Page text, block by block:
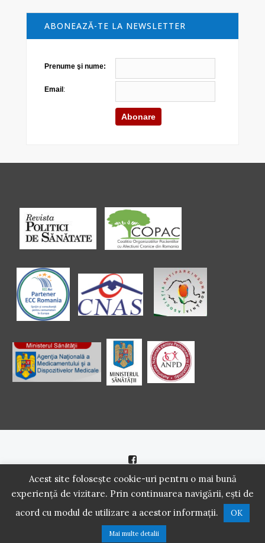
ABONEAZĂ-TE LA NEWSLETTER
Prenume şi nume:
Email :
Politică de cookie |Politică de confidenţialitate
2016 - 2021 Copyright. Scoala Pacientilor - QUINN Media SRL.
Acest site folosește cookie-uri pentru o mai bună
experiență de vizitare. Prin continuarea navigării, ești de
acord cu modul de utilizare a acestor informații.
OK
Mai multe detalii